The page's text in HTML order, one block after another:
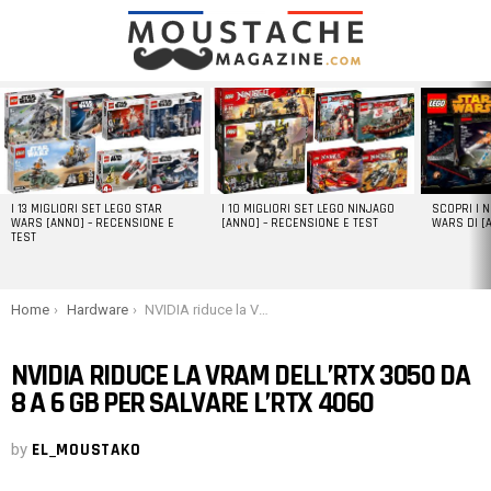
LATEST
STORIES
I 13 MIGLIORI SET LEGO STAR
WARS [ANNO] – RECENSIONE E
TEST
I 10 MIGLIORI SET LEGO NINJAGO
[ANNO] – RECENSIONE E TEST
SCOPRI I
WARS DI
You are here:
Home Hardware NVIDIA riduce la VRAM dell’RTX 3050 da 8 a 6 GB per salvare l’RTX 4060
NVIDIA RIDUCE LA VRAM DELL’RTX 3050 DA
8 A 6 GB PER SALVARE L’RTX 4060
by EL_MOUSTAKO